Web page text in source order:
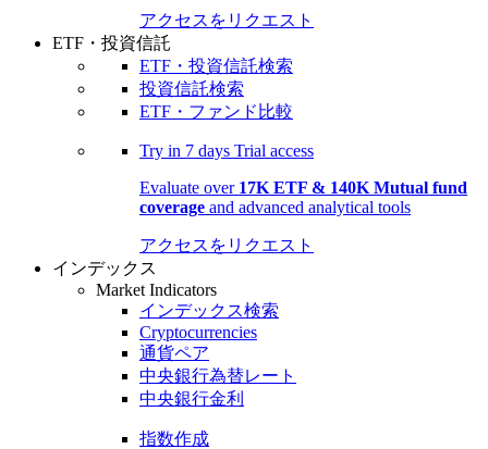
アクセスをリクエスト
ETF・投資信託
ETF・投資信託検索
投資信託検索
ETF・ファンド比較
Try in 7 days Trial access
Evaluate over 17K ETF & 140K Mutual fund
coverage and advanced analytical tools
アクセスをリクエスト
インデックス
Market Indicators
インデックス検索
Cryptocurrencies
通貨ペア
中央銀行為替レート
中央銀行金利
指数作成